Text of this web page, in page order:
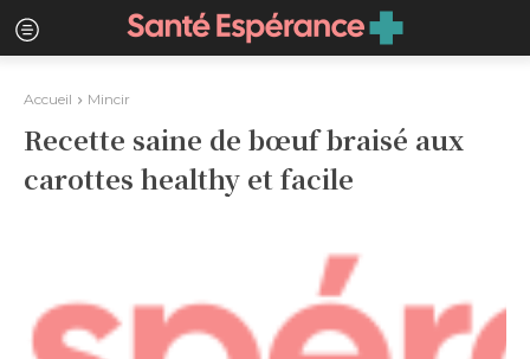
Accueil Mincir
Recette saine de bœuf braisé aux
carottes healthy et facile